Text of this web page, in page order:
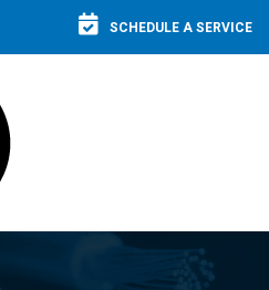
SCHEDULE A SERVICE